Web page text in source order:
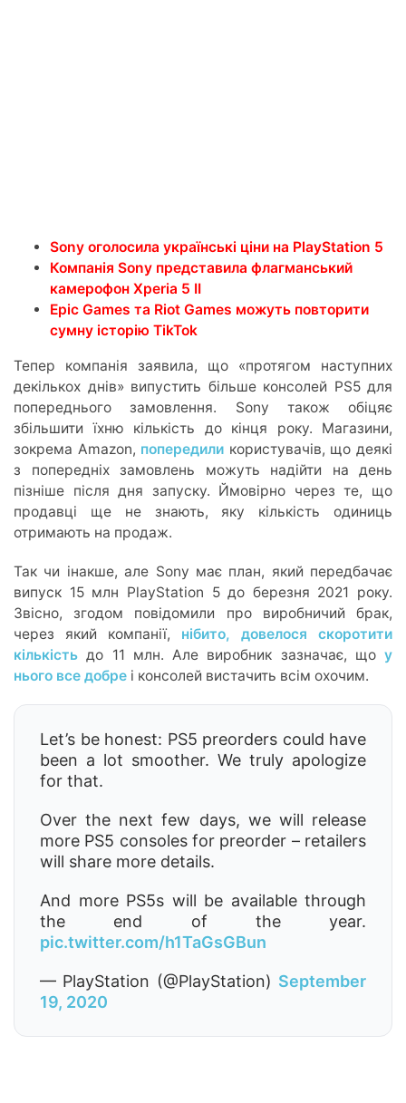
Sony оголосила українські ціни на PlayStation 5
Компанія Sony представила флагманський
камерофон Xperia 5 II
Epic Games та Riot Games можуть повторити
сумну історію TikTok
Тепер компанія заявила, що «протягом наступних
декількох днів» випустить більше консолей PS5 для
попереднього замовлення. Sony також обіцяє
збільшити їхню кількість до кінця року. Магазини,
зокрема Amazon, попередили користувачів, що деякі
з попередніх замовлень можуть надійти на день
пізніше після дня запуску. Ймовірно через те, що
продавці ще не знають, яку кількість одиниць
отримають на продаж.
Так чи інакше, але Sony має план, який передбачає
випуск 15 млн PlayStation 5 до березня 2021 року.
Звісно, згодом повідомили про виробничий брак,
через який компанії, нібито, довелося скоротити
кількість до 11 млн. Але виробник зазначає, що у
нього все добре і консолей вистачить всім охочим.
Let’s be honest: PS5 preorders could have
been a lot smoother. We truly apologize
for that.
Over the next few days, we will release
more PS5 consoles for preorder – retailers
will share more details.
And more PS5s will be available through
the end of the year.
pic.twitter.com/h1TaGsGBun
— PlayStation (@PlayStation) September
19, 2020